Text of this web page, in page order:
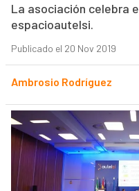
La asociación celebra
espacioautelsi.
Publicado el 20 Nov 2019
Ambrosio Rodríguez